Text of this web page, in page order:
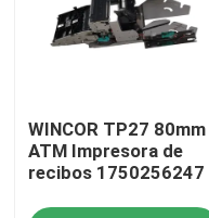
Pida una cita
WINCOR TP27 80mm
ATM Impresora de
recibos 1750256247